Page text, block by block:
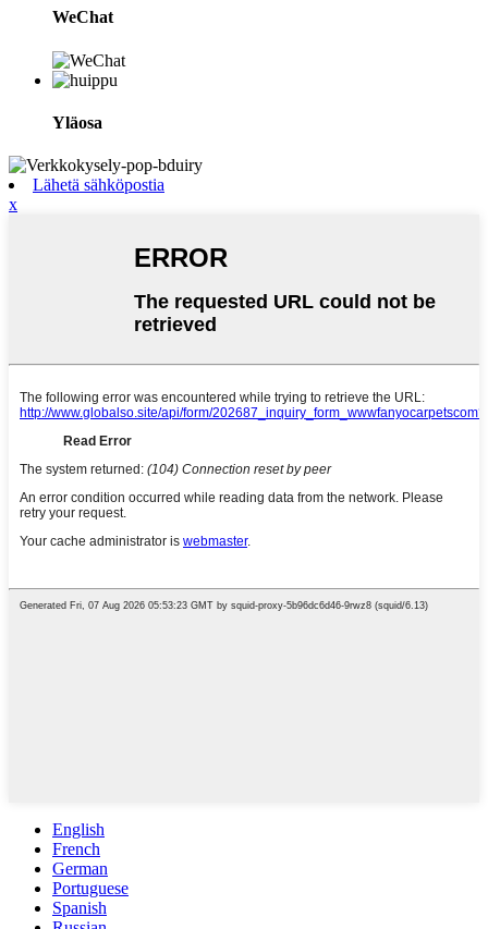
WeChat
Yläosa
Lähetä sähköpostia
x
English
French
German
Portuguese
Spanish